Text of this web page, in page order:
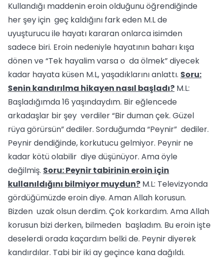
Kullandığı maddenin eroin olduğunu öğrendiğinde
her şey için geç kaldığını fark eden M.L de
uyuşturucu ile hayatı kararan onlarca isimden
sadece biri. Eroin nedeniyle hayatının baharı kışa
dönen ve “Tek hayalim varsa o da ölmek” diyecek
kadar hayata küsen M.L, yaşadıklarını anlattı. Soru:
Senin kandırılma hikayen nasıl başladı? M.L:
Başladığımda 16 yaşındaydım. Bir eğlencede
arkadaşlar bir şey verdiler “Bir duman çek. Güzel
rüya görürsün” dediler. Sorduğumda “Peynir” dediler.
Peynir dendiğinde, korkutucu gelmiyor. Peynir ne
kadar kötü olabilir diye düşünüyor. Ama öyle
değilmiş. Soru: Peynir tabirinin eroin için
kullanıldığını bilmiyor muydun? M.L: Televizyonda
gördüğümüzde eroin diye. Aman Allah korusun.
Bizden uzak olsun derdim. Çok korkardım. Ama Allah
korusun bizi derken, bilmeden başladım. Bu eroin işte
deselerdi orada kaçardım belki de. Peynir diyerek
kandırdılar. Tabi bir iki ay geçince kana dağıldı.